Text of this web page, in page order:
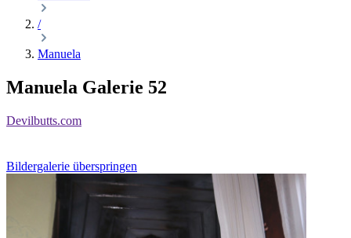
/
Manuela
Manuela Galerie 52
Devilbutts.com
Bildergalerie überspringen